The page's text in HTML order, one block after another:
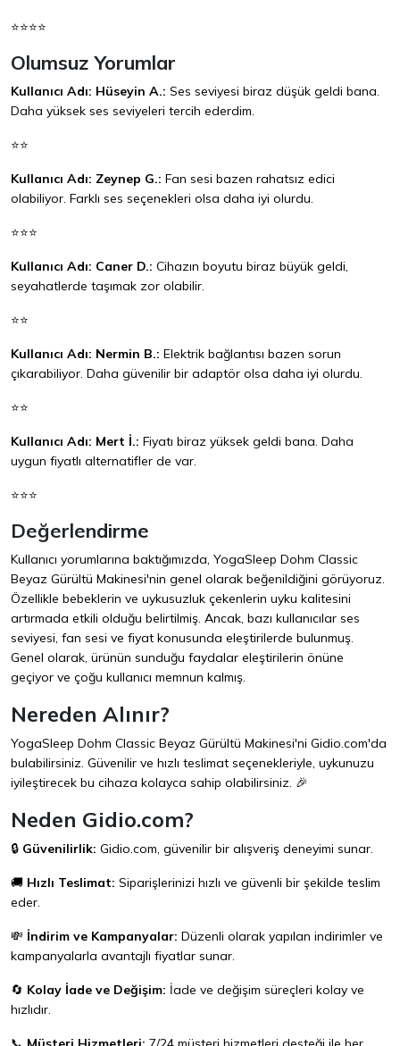
⭐⭐⭐⭐
Olumsuz Yorumlar
Kullanıcı Adı: Hüseyin A.: Ses seviyesi biraz düşük geldi bana.
Daha yüksek ses seviyeleri tercih ederdim.
⭐⭐
Kullanıcı Adı: Zeynep G.: Fan sesi bazen rahatsız edici
olabiliyor. Farklı ses seçenekleri olsa daha iyi olurdu.
⭐⭐⭐
Kullanıcı Adı: Caner D.: Cihazın boyutu biraz büyük geldi,
seyahatlerde taşımak zor olabilir.
⭐⭐
Kullanıcı Adı: Nermin B.: Elektrik bağlantısı bazen sorun
çıkarabiliyor. Daha güvenilir bir adaptör olsa daha iyi olurdu.
⭐⭐
Kullanıcı Adı: Mert İ.: Fiyatı biraz yüksek geldi bana. Daha
uygun fiyatlı alternatifler de var.
⭐⭐⭐
Değerlendirme
Kullanıcı yorumlarına baktığımızda, YogaSleep Dohm Classic
Beyaz Gürültü Makinesi'nin genel olarak beğenildiğini görüyoruz.
Özellikle bebeklerin ve uykusuzluk çekenlerin uyku kalitesini
artırmada etkili olduğu belirtilmiş. Ancak, bazı kullanıcılar ses
seviyesi, fan sesi ve fiyat konusunda eleştirilerde bulunmuş.
Genel olarak, ürünün sunduğu faydalar eleştirilerin önüne
geçiyor ve çoğu kullanıcı memnun kalmış.
Nereden Alınır?
YogaSleep Dohm Classic Beyaz Gürültü Makinesi'ni Gidio.com'da
bulabilirsiniz. Güvenilir ve hızlı teslimat seçenekleriyle, uykunuzu
iyileştirecek bu cihaza kolayca sahip olabilirsiniz. 🎉
Neden Gidio.com?
🔒 Güvenilirlik: Gidio.com, güvenilir bir alışveriş deneyimi sunar.
🚚 Hızlı Teslimat: Siparişlerinizi hızlı ve güvenli bir şekilde teslim
eder.
💸 İndirim ve Kampanyalar: Düzenli olarak yapılan indirimler ve
kampanyalarla avantajlı fiyatlar sunar.
🔄 Kolay İade ve Değişim: İade ve değişim süreçleri kolay ve
hızlıdır.